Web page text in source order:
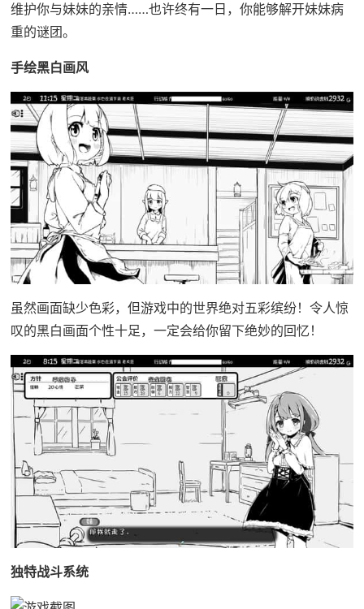
维护你与妹妹的亲情……也许终有一日，你能够解开妹妹病
重的谜团。
手绘黑白画风
虽然画面缺少色彩，但游戏中的世界绝对五彩缤纷！令人惊
叹的黑白画面个性十足，一定会给你留下绝妙的回忆！
独特战斗系统